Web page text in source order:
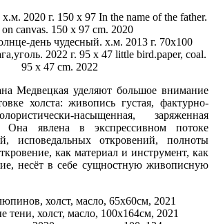
Медвецкая уделяют большое внимание
холста: живопись густая, фактурно-
насыщенная, заряженная
Она явлена в экспрессивном потоке
исповедальных откровений, полноты
как материал и инструмент, как
несёт в себе сущностную живописную